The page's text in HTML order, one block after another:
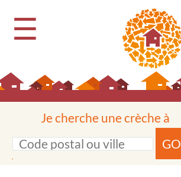
☰
Je cherche une crèche à
GO